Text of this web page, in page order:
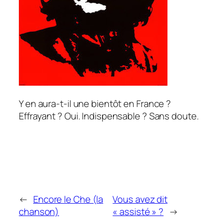
Y en aura-t-il une bientôt en France ?
Effrayant ? Oui. Indispensable ? Sans doute.
← Encore le Che (la
chanson)
Vous avez dit
« assisté » ? →